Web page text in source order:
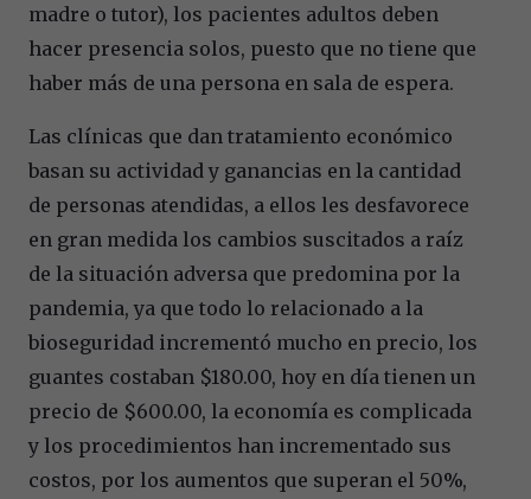
madre o tutor), los pacientes adultos deben
hacer presencia solos, puesto que no tiene que
haber más de una persona en sala de espera.
Las clínicas que dan tratamiento económico
basan su actividad y ganancias en la cantidad
de personas atendidas, a ellos les desfavorece
en gran medida los cambios suscitados a raíz
de la situación adversa que predomina por la
pandemia, ya que todo lo relacionado a la
bioseguridad incrementó mucho en precio, los
guantes costaban $180.00, hoy en día tienen un
precio de $600.00, la economía es complicada
y los procedimientos han incrementado sus
costos, por los aumentos que superan el 50%,